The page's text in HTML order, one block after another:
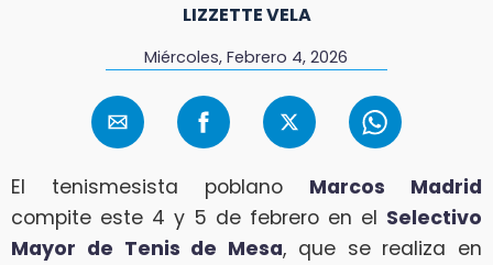
LIZZETTE VELA
Miércoles, Febrero 4, 2026
El tenismesista poblano Marcos Madrid
compite este 4 y 5 de febrero en el Selectivo
Mayor de Tenis de Mesa, que se realiza en